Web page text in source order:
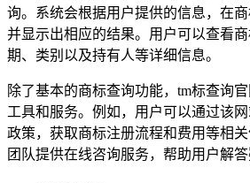
询。系统会根据用户提供的信息，在商
并显示出相应的结果。用户可以查看
期、类别以及持有人等详细信息。
除了基本的商标查询功能，tm标查询
工具和服务。例如，用户可以通过该
政策，获取商标注册流程和费用等相
团队提供在线咨询服务，帮助用户解